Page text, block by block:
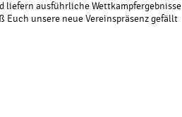
liefern ausführliche Wettkampfergebnisse
Euch unsere neue Vereinspräsenz gefällt